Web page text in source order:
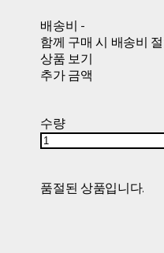
배송비 -
함께 구매 시 배송비
상품 보기
추가 금액
수량
품절된 상품입니다.